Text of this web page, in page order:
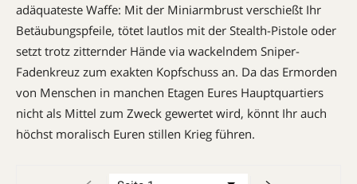
adäquateste Waffe: Mit der Miniarmbrust verschießt Ihr
Betäubungspfeile, tötet lautlos mit der Stealth-Pistole oder
setzt trotz zitternder Hände via wackelndem Sniper-
Fadenkreuz zum exakten Kopfschuss an. Da das Ermorden
von Menschen in manchen Etagen Eures Hauptquartiers
nicht als Mittel zum Zweck gewertet wird, könnt Ihr auch
höchst moralisch Euren stillen Krieg führen.